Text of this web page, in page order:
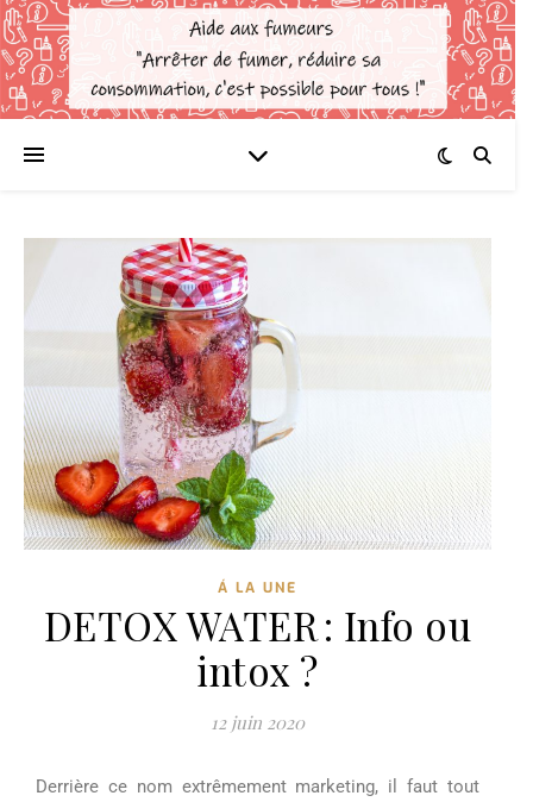
Á LA UNE
DETOX WATER : Info ou
intox ?
12 juin 2020
Derrière ce nom extrêmementmarketing, il faut tout